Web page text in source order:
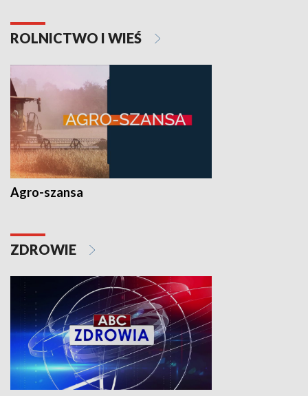
ROLNICTWO I WIEŚ
Agro-szansa
ZDROWIE